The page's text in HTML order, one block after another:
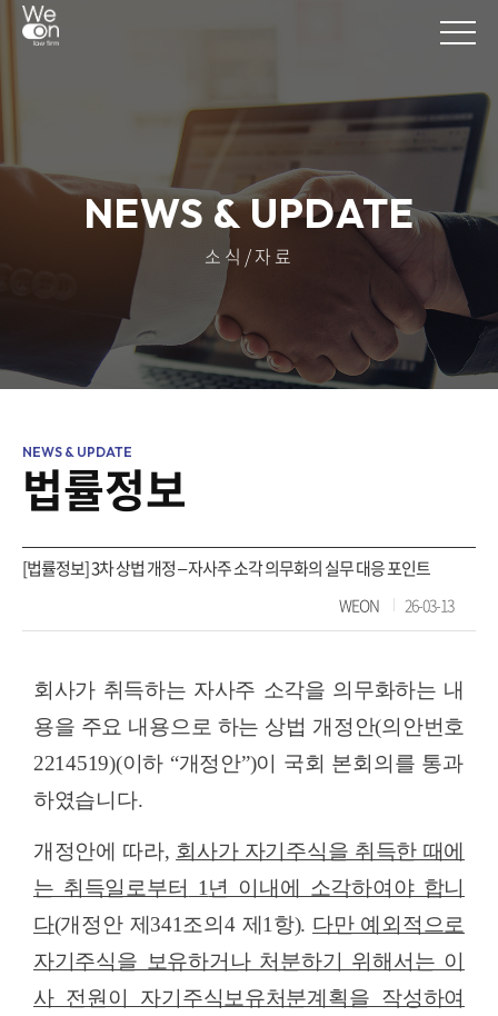
NEWS & UPDATE
소식/자료
법률정보
[법률정보] 3차 상법 개정 – 자사주 소각 의무화의 실무 대응 포인트
WEON 26-03-13
회사가 취득하는 자사주 소각을 의무화하는 내
용을 주요 내용으로 하는 상법 개정안(의안번호
2214519)(이하 “개정안”)이 국회 본회의를 통과
하였습니다.
개정안에 따라, 회사가 자기주식을 취득한 때에
는 취득일로부터
1 년 이내에 소각하여야 합니
다(개정안 제 341 조의 4 제 1 항). 다만 예외적으로
자기주식을 보유하거나 처분하기 위해서는 이
사 전원이 자기주식보유처분계획을 작성하여